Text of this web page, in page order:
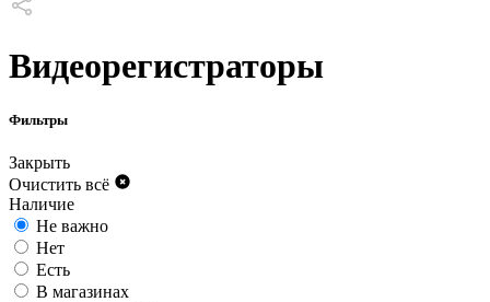
Видеорегистраторы
Фильтры
Закрыть
Очистить всё
Наличие
Не важно
Нет
Есть
В магазинах